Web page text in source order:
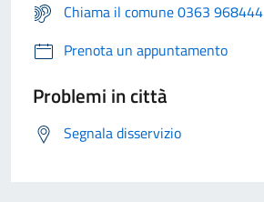
Chiama il comune 0363 968444
Prenota un appuntamento
Problemi in città
Segnala disservizio